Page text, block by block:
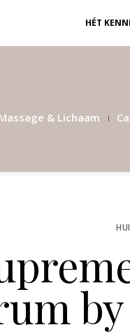
HÉT
& Lichaam